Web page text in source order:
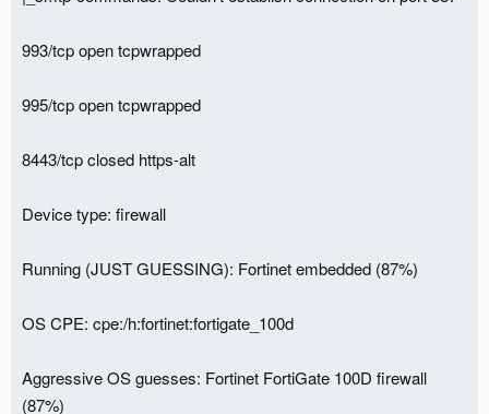
993/tcp open tcpwrapped
995/tcp open tcpwrapped
8443/tcp closed https-alt
Device type: firewall
Running (JUST GUESSING): Fortinet embedded (87%)
OS CPE: cpe:/h:fortinet:fortigate_100d
Aggressive OS guesses: Fortinet FortiGate 100D firewall
(87%)